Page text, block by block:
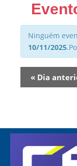
Ninguém
10/11/2025
Navegação
por
« Dia